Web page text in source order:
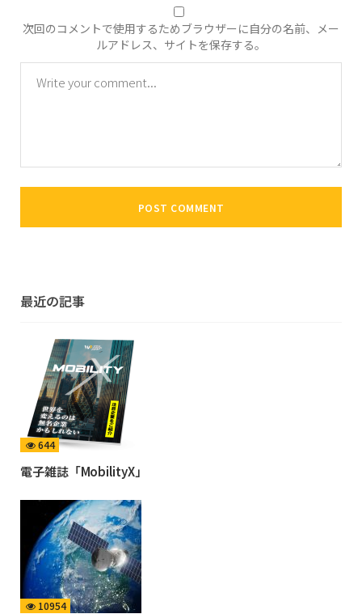
次回のコメントで使用するためブラウザーに自分の名前、メー
ルアドレス、サイトを保存する。
最近の記事
644
電子雑誌「MobilityX」
10954